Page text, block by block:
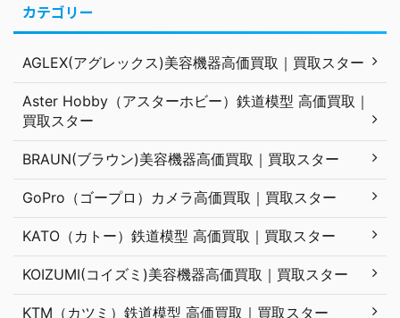
カテゴリー
AGLEX(アグレックス)美容機器高価買取｜買取スター
Aster Hobby（アスターホビー）鉄道模型 高価買取｜
買取スター
BRAUN(ブラウン)美容機器高価買取｜買取スター
GoPro（ゴープロ）カメラ高価買取｜買取スター
KATO（カトー）鉄道模型 高価買取｜買取スター
KOIZUMI(コイズミ)美容機器高価買取｜買取スター
KTM（カツミ）鉄道模型 高価買取｜買取スター